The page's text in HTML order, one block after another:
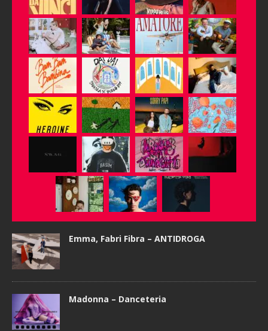
Emma, Fabri Fibra – ANTIDROGA
Madonna – Danceteria